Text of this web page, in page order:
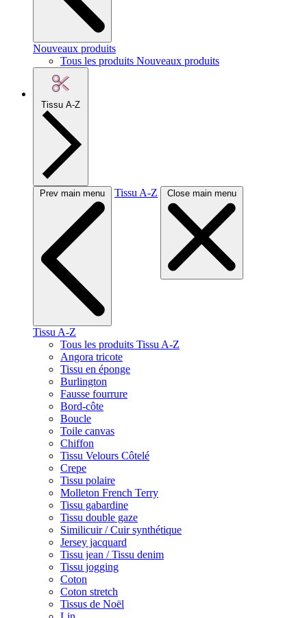
Nouveaux produits
Tous les produits Nouveaux produits
Tissu A-Z
Prev main menu Tissu A-Z Close main menu
Tissu A-Z
Tous les produits Tissu A-Z
Angora tricote
Tissu en éponge
Burlington
Fausse fourrure
Bord-côte
Boucle
Toile canvas
Chiffon
Tissu Velours Côtelé
Crepe
Tissu polaire
Molleton French Terry
Tissu gabardine
Tissu double gaze
Similicuir / Cuir synthétique
Jersey jacquard
Tissu jean / Tissu denim
Tissu jogging
Coton
Coton stretch
Tissus de Noël